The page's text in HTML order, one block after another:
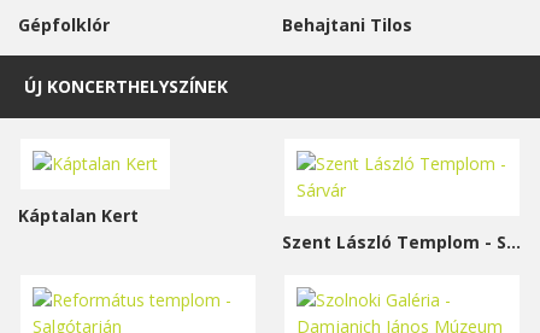
Gépfolklór Behajtani Tilos
ÚJ KONCERTHELYSZÍNEK
Káptalan Kert
Szent László Templom - Sárvár